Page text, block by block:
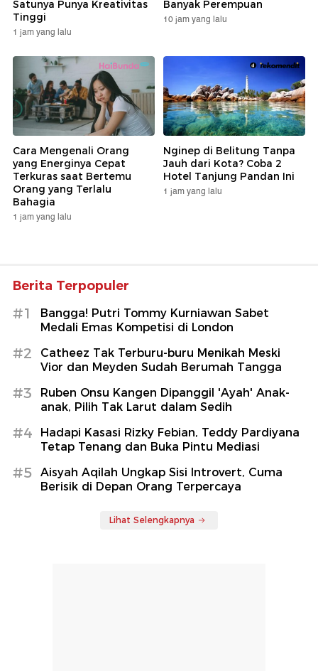
Satunya Punya Kreativitas
Tinggi
1 jam yang lalu
Banyak Perempuan
10 jam yang lalu
Cara Mengenali Orang
yang Energinya Cepat
Terkuras saat Bertemu
Orang yang Terlalu
Bahagia
1 jam yang lalu
Nginep di Belitung Tanpa
Jauh dari Kota? Coba 2
Hotel Tanjung Pandan Ini
1 jam yang lalu
Berita Terpopuler
#1
Bangga! Putri Tommy Kurniawan Sabet
Medali Emas Kompetisi di London
#2
Catheez Tak Terburu-buru Menikah Meski
Vior dan Meyden Sudah Berumah Tangga
#3
Ruben Onsu Kangen Dipanggil 'Ayah' Anak-
anak, Pilih Tak Larut dalam Sedih
#4
Hadapi Kasasi Rizky Febian, Teddy Pardiyana
Tetap Tenang dan Buka Pintu Mediasi
#5
Aisyah Aqilah Ungkap Sisi Introvert, Cuma
Berisik di Depan Orang Terpercaya
Lihat Selengkapnya